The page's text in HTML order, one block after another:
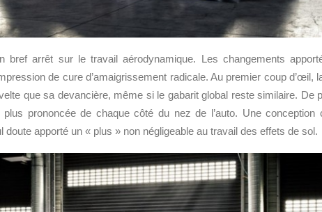
bref arrêt sur le travail aérodynamique. Les changements
de cure d’amaigrissement radicale. Au premier coup d’œil,
que sa devancière, même si le gabarit global reste similaire. De
prononcée de chaque côté du nez de l’auto. Une conception
doute apporté un « plus » non négligeable au travail des effets de sol.